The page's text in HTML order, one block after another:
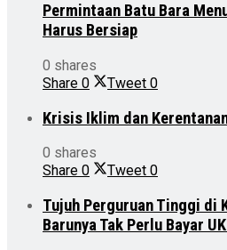
Permintaan Batu Bara
Harus Bersiap
0 shares
Share 0 Tweet 0
Krisis Iklim dan
0 shares
Share 0 Tweet 0
Tujuh Perguruan Tinggi di
Barunya Tak Perlu Bayar